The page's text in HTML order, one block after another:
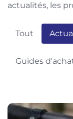
actualités, les
Tout
Guides